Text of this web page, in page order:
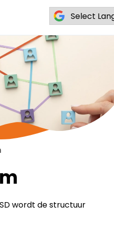
wordt de structuur